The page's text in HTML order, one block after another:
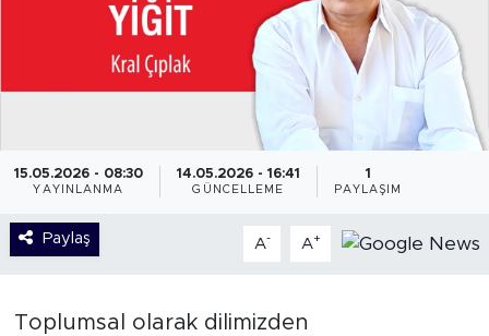
15.05.2026 - 08:30
YAYINLANMA
14.05.2026 - 16:41
GÜNCELLEME
1
PAYLAŞIM
Paylaş A- A+
Toplumsal olarak dilimizden